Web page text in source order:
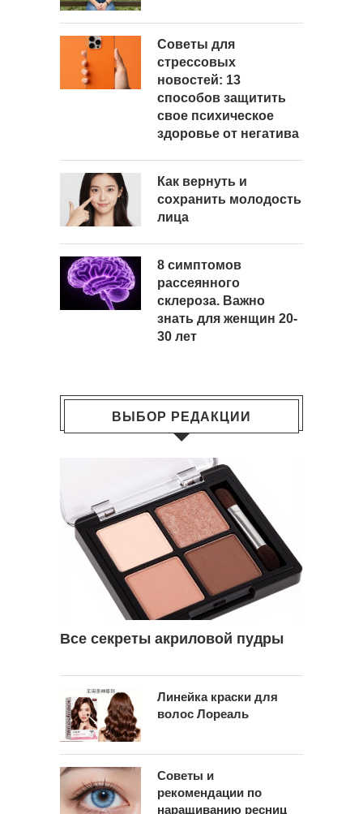
Советы для
стрессовых
новостей: 13
способов защитить
свое психическое
здоровье от негатива
Как вернуть и
сохранить молодость
лица
8 симптомов
рассеянного
склероза. Важно
знать для женщин 20-
30 лет
ВЫБОР РЕДАКЦИИ
Все секреты акриловой пудры
Линейка краски для
волос Лореаль
Советы и
рекомендации по
наращиванию ресниц